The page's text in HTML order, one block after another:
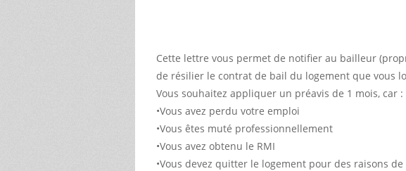
Cette lettre vous permet de notifier au bailleur
de résilier le contrat de bail du logement que vous
Vous souhaitez appliquer un préavis de 1 mois, car :
•Vous avez perdu votre emploi
•Vous êtes muté professionnellement
•Vous avez obtenu le RMI
•Vous devez quitter le logement pour des raisons de